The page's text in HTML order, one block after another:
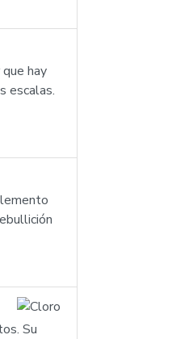
hay
escalas.
Su